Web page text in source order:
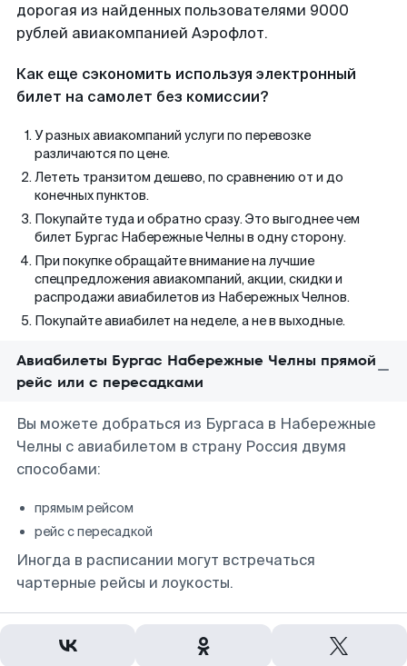
дорогая из найденных пользователями 9000
рублей авиакомпанией Аэрофлот.
Как еще сэкономить используя электронный
билет на самолет без комиссии?
У разных авиакомпаний услуги по перевозке
различаются по цене.
Лететь транзитом дешево, по сравнению от и до
конечных пунктов.
Покупайте туда и обратно сразу. Это выгоднее чем
билет Бургас Набережные Челны в одну сторону.
При покупке обращайте внимание на лучшие
спецпредложения авиакомпаний, акции, скидки и
распродажи авиабилетов из Набережных Челнов.
Покупайте авиабилет на неделе, а не в выходные.
Авиабилеты Бургас Набережные Челны прямой
рейс или с пересадками
Вы можете добраться из Бургаса в Набережные
Челны с авиабилетом в страну Россия двумя
способами:
прямым рейсом
рейс с пересадкой
Иногда в расписании могут встречаться
чартерные рейсы и лоукосты.